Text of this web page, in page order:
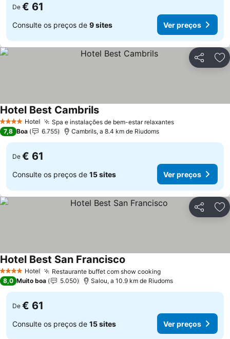
De € 61
Consulte os preços de 9 sites Ver preços
Partilhar
4 EstrelasHotel Spa e instalações de bem-estar relaxantesVer preços
Hotel Best CambrilsVer preços
7,8 Boa 6.755 Cambrils, a 8.4 km de Riudoms
De € 61
Consulte os preços de 15 sites Ver preços
Partilhar
4 EstrelasHotel Restaurante buffet com show cookingVer preços
Hotel Best San Francisco
8,0 Muito boa 5.050 Salou, a 10.9 km de Riudoms
De € 61
Consulte os preços de 15 sites Ver preços